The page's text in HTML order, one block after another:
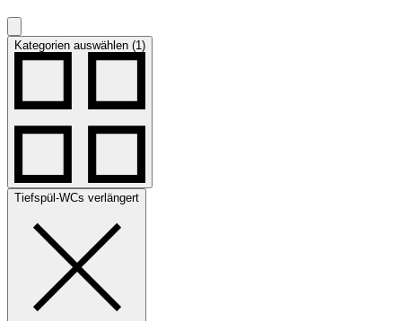
Kategorien auswählen (1)
Tiefspül-WCs verlängert